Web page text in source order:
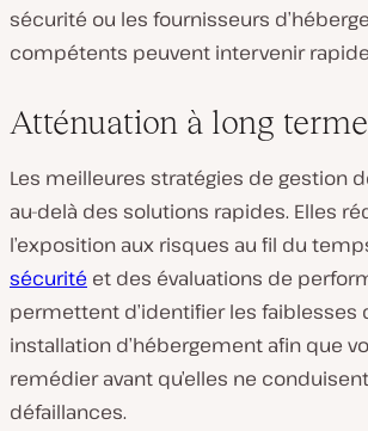
sécurité ou les fournisseurs
compétents peuvent intervenir
Atténuation à long terme
Les meilleures stratégies de gestion
au-delà des solutions rapides. Elles
l’exposition aux risques au fil du
sécurité et des évaluations de
permettent d’identifier les faiblesses
installation d’hébergement afin que
remédier avant qu’elles ne
défaillances.